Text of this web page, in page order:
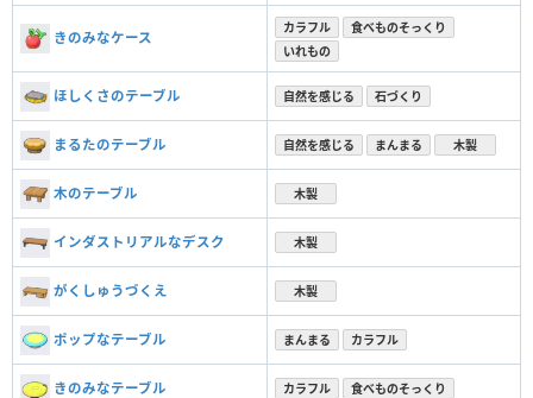
きのみなケース
カラフル
食べものそっくり
いれもの
ほしくさのテーブル 自然を感じる 石づくり
まるたのテーブル 自然を感じる まんまる 木製
木のテーブル 木製
インダストリアルなデスク 木製
がくしゅうづくえ 木製
ポップなテーブル まんまる カラフル
きのみなテーブル カラフル 食べものそっくり